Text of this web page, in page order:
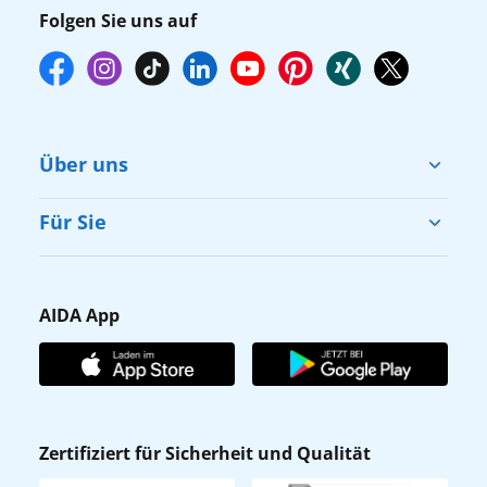
Folgen Sie uns auf
Über uns
Cruise & Help
Karriere
Affiliateprogramm
Verhaltens- & Ethikkodex
Für Sie
Gästefragebogen
AIDA Club
AIDA App
AIDA App
Zertifiziert für Sicherheit und Qualität